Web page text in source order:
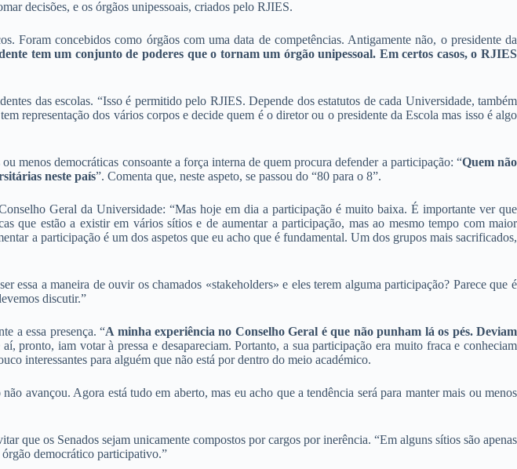
decisões, e os órgãos unipessoais, criados pelo RJIES.
Foram concebidos como órgãos com uma data de competências. Antigamente não, o presidente da
tem um conjunto de poderes que o tornam um órgão unipessoal. Em certos casos, o RJIES
das escolas. “Isso é permitido pelo RJIES. Depende dos estatutos de cada Universidade, também
representação dos vários corpos e decide quem é o diretor ou o presidente da Escola mas isso é algo
menos democráticas consoante a força interna de quem procura defender a participação: “Quem não
neste país”. Comenta que, neste aspeto, se passou do “80 para o 8”.
Geral da Universidade: “Mas hoje em dia a participação é muito baixa. É importante ver que
que estão a existir em vários sítios e de aumentar a participação, mas ao mesmo tempo com maior
a participação é um dos aspetos que eu acho que é fundamental. Um dos grupos mais sacrificados,
essa a maneira de ouvir os chamados «stakeholders» e eles terem alguma participação? Parece que é
discutir.”
a essa presença. “A minha experiência no Conselho Geral é que não punham lá os pés. Deviam
pronto, iam votar à pressa e desapareciam. Portanto, a sua participação era muito fraca e conheciam
interessantes para alguém que não está por dentro do meio académico.
avançou. Agora está tudo em aberto, mas eu acho que a tendência será para manter mais ou menos
que os Senados sejam unicamente compostos por cargos por inerência. “Em alguns sítios são apenas
democrático participativo.”